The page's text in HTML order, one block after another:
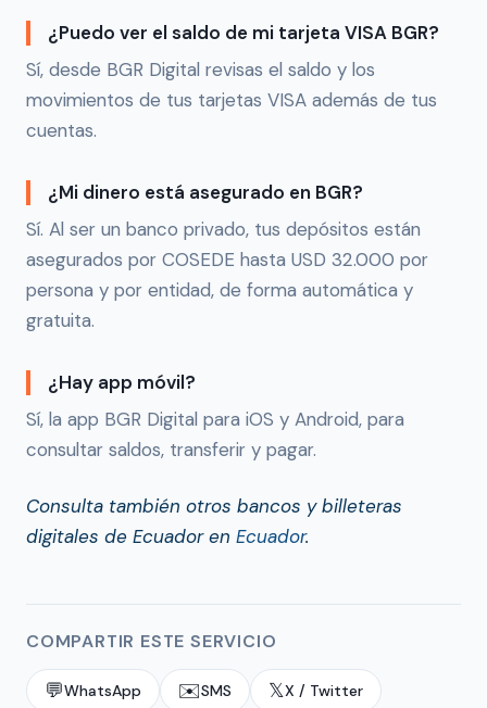
¿Puedo ver el saldo de mi tarjeta VISA BGR?
Sí, desde BGR Digital revisas el saldo y los
movimientos de tus tarjetas VISA además de tus
cuentas.
¿Mi dinero está asegurado en BGR?
Sí. Al ser un banco privado, tus depósitos están
asegurados por COSEDE hasta USD 32.000 por
persona y por entidad, de forma automática y
gratuita.
¿Hay app móvil?
Sí, la app BGR Digital para iOS y Android, para
consultar saldos, transferir y pagar.
Consulta también otros bancos y billeteras
digitales de Ecuador en Ecuador.
COMPARTIR ESTE SERVICIO
💬WhatsApp ✉️SMS 𝕏X / Twitter